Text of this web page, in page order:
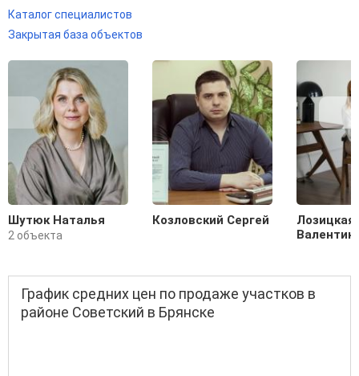
Каталог специалистов
Закрытая база объектов
Шутюк Наталья
2 объекта
Козловский Сергей
Лозицкая
График средних цен по продаже участков в
районе Советский в Брянске